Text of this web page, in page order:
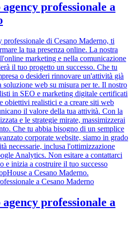
professionale a
di Cesano Maderno, ti
la tua presenza online. La nostra
marketing e nella comunicazione
il tuo progetto un successo. Che tu
o desideri rinnovare un'attività già
soluzione web su misura per te. Il nostro
in SEO e marketing digitale certificati
obiettivi realistici e a creare siti web
il valore della tua attività. Con la
e le strategie mirate, massimizzerai
Che tu abbia bisogno di un semplice
corporate website, siamo in grado
necessarie, inclusa l'ottimizzazione
Analytics. Non esitare a contattarci
e inizia a costruire il tuo successo
a Cesano Maderno.
a Cesano Maderno
professionale a